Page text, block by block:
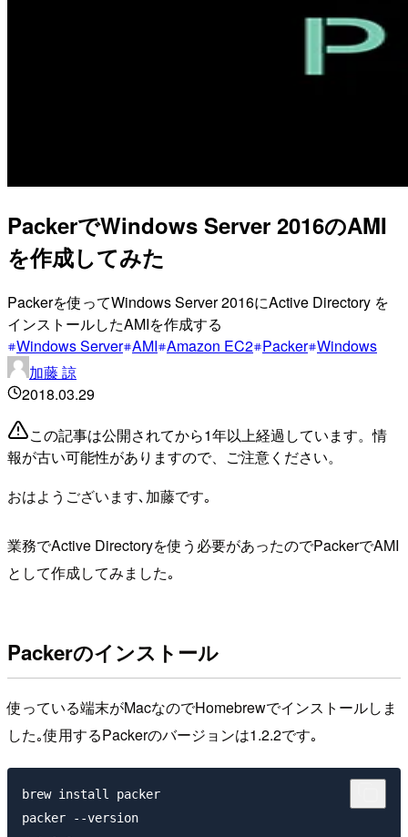
PackerでWindows Server 2016のAMI
を作成してみた
Packerを使ってWindows Server 2016にActive Directory を
インストールしたAMIを作成する
Windows Server AMI Amazon EC2 Packer Windows
加藤 諒
2018.03.29
この記事は公開されてから1年以上経過しています。情
報が古い可能性がありますので、ご注意ください。
おはようございます､加藤です｡
業務でActive Directoryを使う必要があったのでPackerでAMI
として作成してみました｡
Packerのインストール
使っている端末がMacなのでHomebrewでインストールしま
した｡使用するPackerのバージョンは1.2.2です｡
brew install packer
packer --version